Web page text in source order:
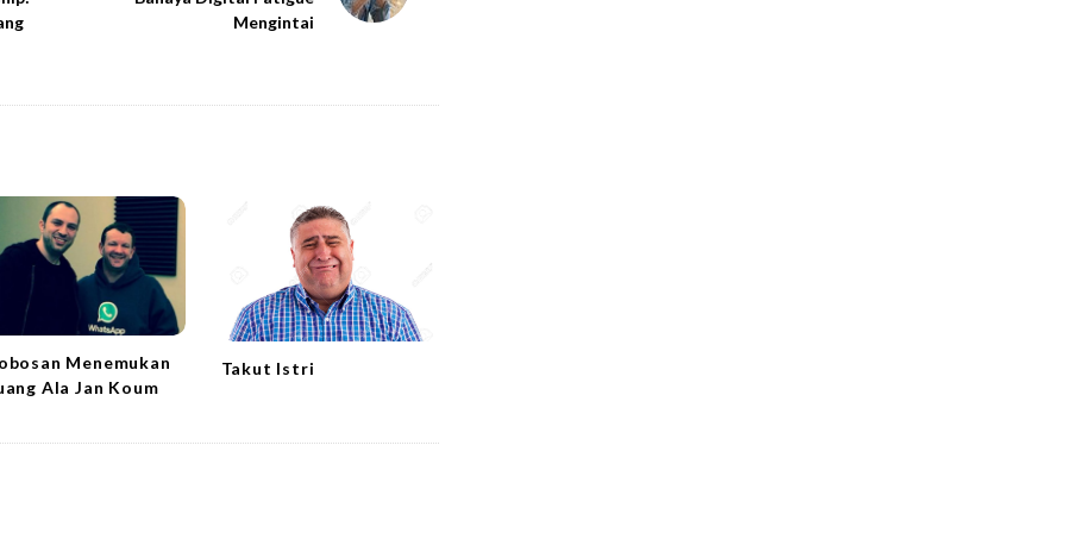
Mengintai
Menemukan
Ala Jan Koum
Takut Istri